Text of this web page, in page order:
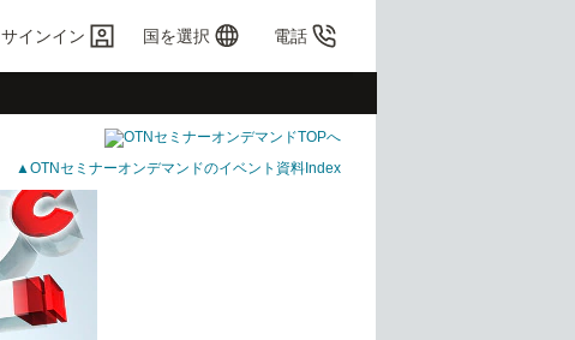
サインイン 国を選択 電話
▲OTNセミナーオンデマンドのイベント資料Index